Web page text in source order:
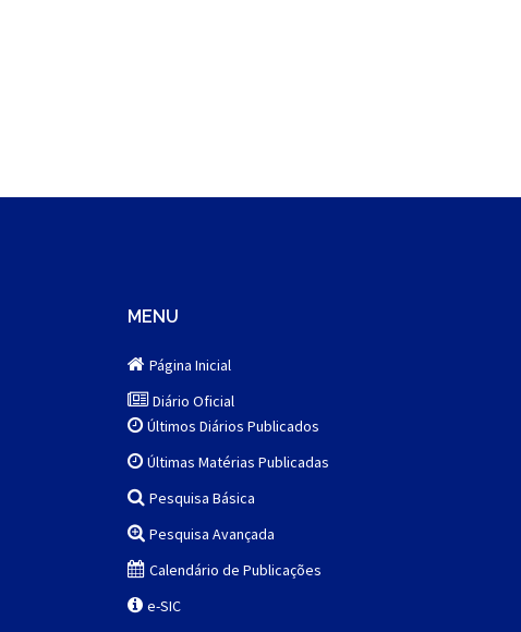
MENU
Página Inicial
Diário Oficial
Últimos Diários Publicados
Últimas Matérias Publicadas
Pesquisa Básica
Pesquisa Avançada
Calendário de Publicações
e-SIC